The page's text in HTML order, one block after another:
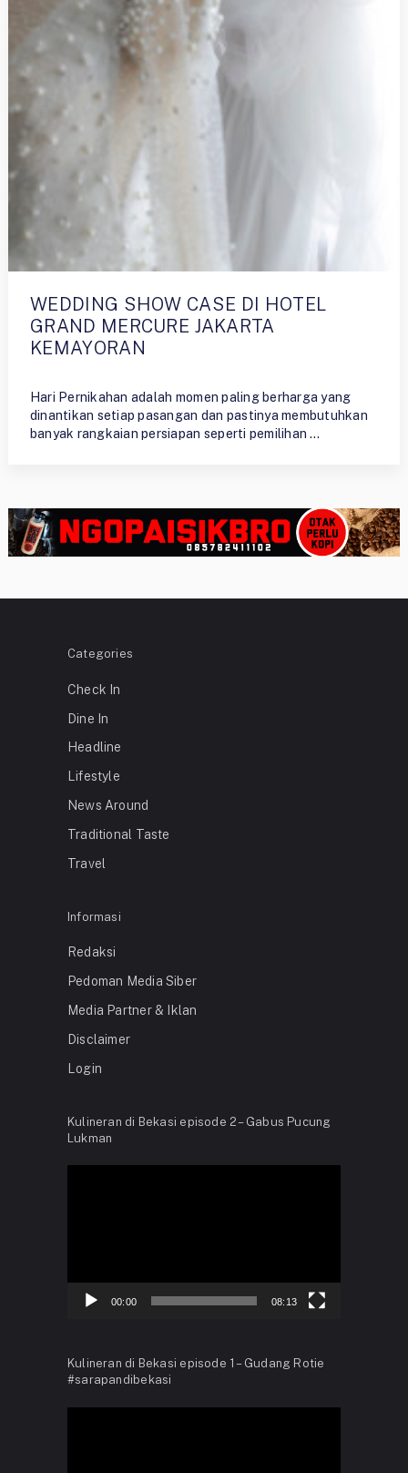
WEDDING SHOW CASE DI HOTEL
GRAND MERCURE JAKARTA
KEMAYORAN
Hari Pernikahan adalah momen paling berharga yang
dinantikan setiap pasangan dan pastinya membutuhkan
banyak rangkaian persiapan seperti pemilihan …
Categories
Check In
Dine In
Headline
Lifestyle
News Around
Traditional Taste
Travel
Informasi
Redaksi
Pedoman Media Siber
Media Partner & Iklan
Disclaimer
Login
Kulineran di Bekasi episode 2 – Gabus Pucung
Lukman
00:00 08:13
Kulineran di Bekasi episode 1 – Gudang Rotie
#sarapandibekasi